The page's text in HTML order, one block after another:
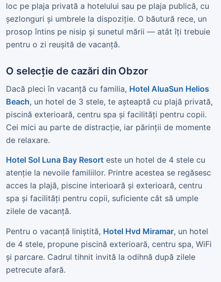
loc pe plaja privată a hotelului sau pe plaja publică, cu
șezlonguri și umbrele la dispoziție. O băutură rece, un
prosop întins pe nisip și sunetul mării — atât îți trebuie
pentru o zi reușită de vacanță.
O selecție de cazări din Obzor
Dacă pleci în vacanță cu familia, Hotel AluaSun Helios
Beach, un hotel de 3 stele, te așteaptă cu plajă privată,
piscină exterioară, centru spa și facilități pentru copii.
Cei mici au parte de distracție, iar părinții de momente
de relaxare.
Hotel Sol Luna Bay Resort este un hotel de 4 stele cu
atenție la nevoile familiilor. Printre acestea se regăsesc
acces la plajă, piscine interioară și exterioară, centru
spa și facilități pentru copii, suficiente cât să umple
zilele de vacanță.
Pentru o vacanță liniștită, Hotel Hvd Miramar, un hotel
de 4 stele, propune piscină exterioară, centru spa, WiFi
și parcare. Cadrul tihnit invită la odihnă după zilele
petrecute afară.